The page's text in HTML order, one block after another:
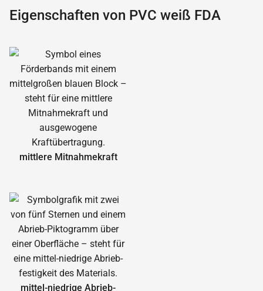
Eigenschaften von PVC weiß FDA
mittlere Mitnahmekraft
mittel-niedrige Abrieb­